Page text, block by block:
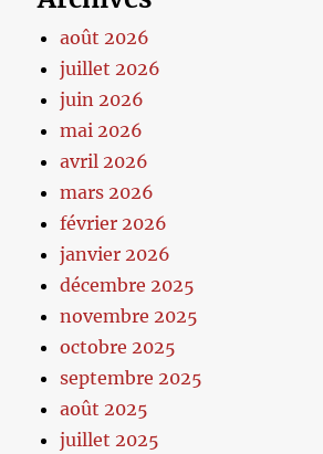
août 2026
juillet 2026
juin 2026
mai 2026
avril 2026
mars 2026
février 2026
janvier 2026
décembre 2025
novembre 2025
octobre 2025
septembre 2025
août 2025
juillet 2025